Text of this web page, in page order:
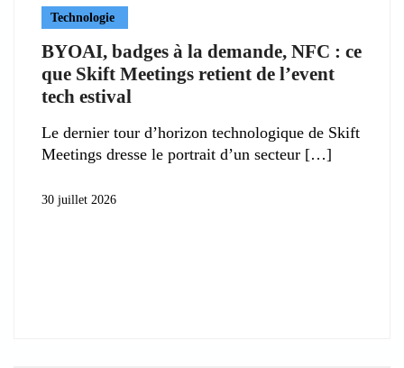
Technologie
BYOAI, badges à la demande, NFC : ce
que Skift Meetings retient de l’event
tech estival
Le dernier tour d’horizon technologique de Skift
Meetings dresse le portrait d’un secteur
30 juillet 2026